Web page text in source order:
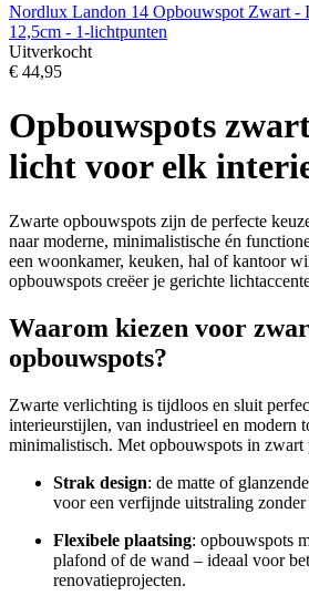
Nordlux Landon 14 Opbouwspot Zwart -
12,5cm - 1-lichtpunten
Uitverkocht
€ 44,95
Opbouwspots
licht voor elk
Zwarte opbouwspots zijn de perfecte
naar moderne, minimalistische én
een woonkamer, keuken, hal of kantoor
opbouwspots creëer je gerichte
Waarom kiezen voor
opbouwspots?
Zwarte verlichting is tijdloos en sluit
interieurstijlen, van industrieel en modern
minimalistisch. Met opbouwspots in zwart
Strak design: de matte of
voor een verfijnde uitstraling
Flexibele plaatsing: opbouwspots
plafond of de wand – ideaal voor
renovatieprojecten.